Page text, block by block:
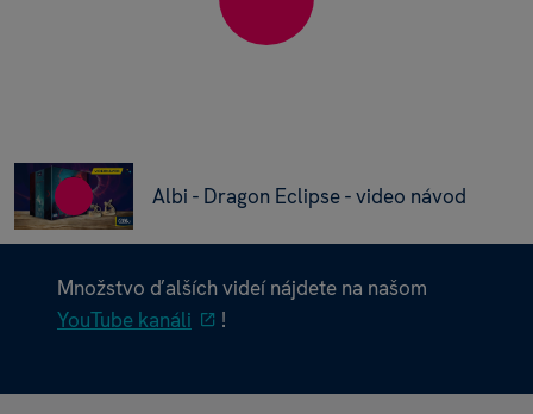
Albi - Dragon Eclipse - video návod
Množstvo ďalších videí nájdete na našom
YouTube kanáli
!